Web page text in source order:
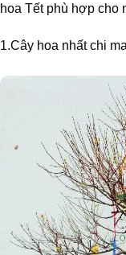
hoa Tết phù hợp cho
1.Cây hoa nhất chi